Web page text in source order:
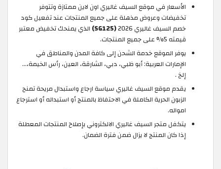
الأسعار في موقع السيف غاليري اون لاين ممتازة وتتوفر
تخفيضات وعروض مذهلة على جميع المنتجات عند تفعيل كود
خصم السيف غاليري 2026
(SG125)
الذي يمنحك تخفيض معتبر
قيمته 5% على جميع المنتجات.
يوفر الموقع خدمة الشحن إلى كافة المدن والمناطق في
الإمارات العربية: أبو ظبي، دبي، الشارقة، العين، رأس الخيمة،…
إلخ .
يقدم موقع السيف غاليري سياسة ارجاع واستبدال مريحة تمنح
الزبون الحرية الكاملة في الاحتفاظ بالمنتج أو استبداله أو استرجاع
امواله.
يتكفل متجر السيف غاليري الالكتروني بإصلاح المنتجات المعطلة
إذا كان المنتج لا يزال ضمن فترة الضمان.